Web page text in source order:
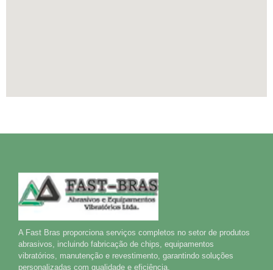
A Fast Bras proporciona serviços completos no setor de produtos
abrasivos, incluindo fabricação de chips, equipamentos
vibratórios, manutenção e revestimento, garantindo soluções
personalizadas com qualidade e eficiência.